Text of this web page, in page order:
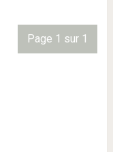
Page 1 sur 1